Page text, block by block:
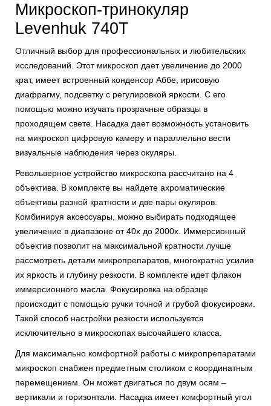
Микроскоп-тринокуляр
Levenhuk 740T
Отличный выбор для профессиональных и любительских
исследований. Этот микроскоп дает увеличение до 2000
крат, имеет встроенный конденсор Аббе, ирисовую
диафрагму, подсветку с регулировкой яркости. С его
помощью можно изучать прозрачные образцы в
проходящем свете. Насадка дает возможность установить
на микроскоп цифровую камеру и параллельно вести
визуальные наблюдения через окуляры.
Револьверное устройство микроскопа рассчитано на 4
объектива. В комплекте вы найдете ахроматические
объективы разной кратности и две пары окуляров.
Комбинируя аксессуары, можно выбирать подходящее
увеличение в диапазоне от 40х до 2000х. Иммерсионный
объектив позволит на максимальной кратности лучше
рассмотреть детали микропрепаратов, многократно усилив
их яркость и глубину резкости. В комплекте идет флакон
иммерсионного масла. Фокусировка на образце
происходит с помощью ручки точной и грубой фокусировки.
Такой способ настройки резкости используется
исключительно в микроскопах высочайшего класса.
Для максимально комфортной работы с микропрепаратами
микроскоп снабжен предметным столиком с координатным
перемещением. Он может двигаться по двум осям –
вертикали и горизонтали. Насадка имеет комфортный угол